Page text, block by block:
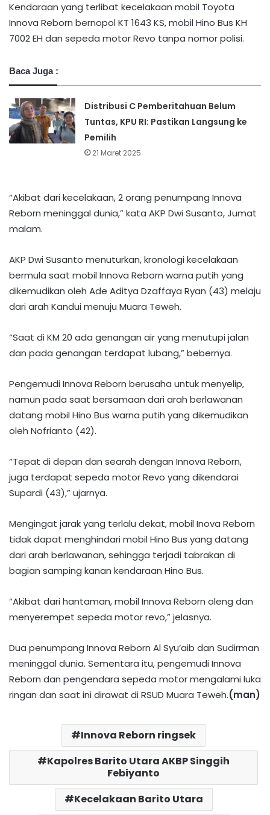
Kendaraan yang terlibat kecelakaan mobil Toyota
Innova Reborn bernopol KT 1643 KS, mobil Hino Bus KH
7002 EH dan sepeda motor Revo tanpa nomor polisi.
Baca Juga :
Distribusi C Pemberitahuan Belum
Tuntas, KPU RI: Pastikan Langsung ke
Pemilih
21 Maret 2025
“Akibat dari kecelakaan, 2 orang penumpang Innova
Reborn meninggal dunia,” kata AKP Dwi Susanto, Jumat
malam.
AKP Dwi Susanto menuturkan, kronologi kecelakaan
bermula saat mobil Innova Reborn warna putih yang
dikemudikan oleh Ade Aditya Dzaffaya Ryan (43) melaju
dari arah Kandui menuju Muara Teweh.
“Saat di KM 20 ada genangan air yang menutupi jalan
dan pada genangan terdapat lubang,” bebernya.
Pengemudi Innova Reborn berusaha untuk menyelip,
namun pada saat bersamaan dari arah berlawanan
datang mobil Hino Bus warna putih yang dikemudikan
oleh Nofrianto (42).
“Tepat di depan dan searah dengan Innova Reborn,
juga terdapat sepeda motor Revo yang dikendarai
Supardi (43),” ujarnya.
Mengingat jarak yang terlalu dekat, mobil Inova Reborn
tidak dapat menghindari mobil Hino Bus yang datang
dari arah berlawanan, sehingga terjadi tabrakan di
bagian samping kanan kendaraan Hino Bus.
“Akibat dari hantaman, mobil Innova Reborn oleng dan
menyerempet sepeda motor revo,” jelasnya.
Dua penumpang Innova Reborn Al Syu’aib dan Sudirman
meninggal dunia. Sementara itu, pengemudi Innova
Reborn dan pengendara sepeda motor mengalami luka
ringan dan saat ini dirawat di RSUD Muara Teweh.(man)
Innova Reborn ringsek
Kapolres Barito Utara AKBP Singgih
Febiyanto
Kecelakaan Barito Utara